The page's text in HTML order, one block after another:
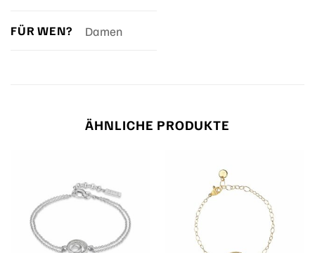
FÜR WEN? Damen
ÄHNLICHE PRODUKTE